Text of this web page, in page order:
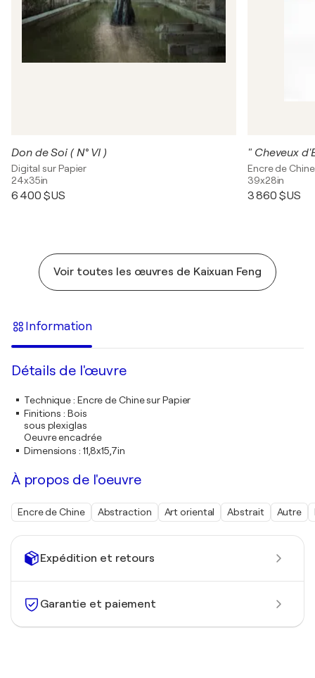
Expédition et retours
Garantie et paiement
Don de Soi ( N° VI )
Digital sur Papier
24x35in
6 400 $US
" Cheveux
Encre de
39x28in
3 860 $US
Voir toutes les œuvres de Kaixuan Feng
Information
Détails de l'œuvre
Technique: Encre de Chine sur Papier
Finitions : Bois
sous plexiglas
Oeuvre encadrée
Dimensions : 11,8x15,7in
À propos de l'oeuvre
Encre de Chine Abstraction Art oriental Abstrait Autre